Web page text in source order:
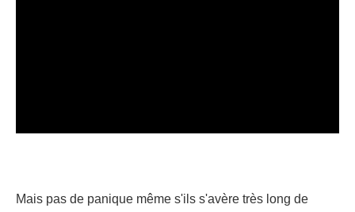
Mais pas de panique même s'ils s'avère très long de